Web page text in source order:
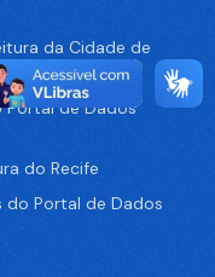
da Cidade de
Portal de Dados
do Recife
do Portal de Dados